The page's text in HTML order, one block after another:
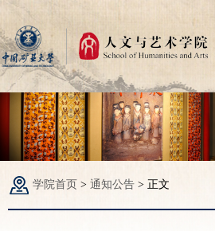
学院首页 > 通知公告 > 正文